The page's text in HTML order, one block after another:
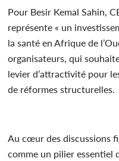
Pour Besir Kemal Sahin,
représente « un
la santé en Afrique de
organisateurs, qui
levier d’attractivité pour
de réformes structurelles.
Au cœur des discussions
comme un pilier essentiel